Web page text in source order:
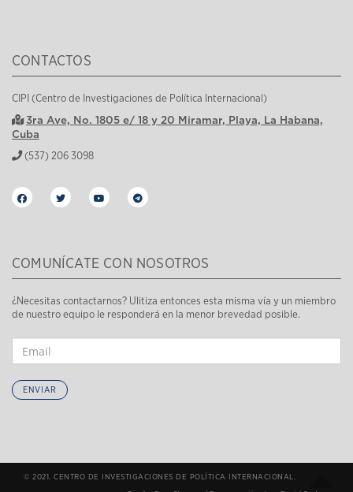
CONTACTOS
CIPI (Centro de Investigaciones de Política Internacional)
3ra Ave, No. 1805 e/ 18 y 20 Miramar, Playa, La Habana,
Cuba
(537) 206 3098
COMUNÍCATE CON NOSOTROS
¿Necesitas contactarnos? Ulitiza entonces esta misma vía y un miembro
de nuestro equipo le responderá en la menor brevedad posible.
ENVIAR
© 2021. CENTRO DE INVESTIGACIONES DE POLÍTICA INTERNACIONAL.